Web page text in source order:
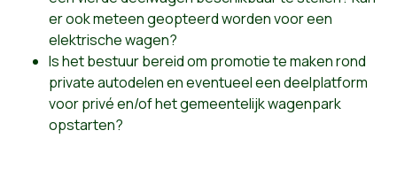
er ook meteen geopteerd worden voor een
elektrische wagen?
Is het bestuur bereid om promotie te maken rond
private autodelen en eventueel een deelplatform
voor privé en/of het gemeentelijk wagenpark
opstarten?